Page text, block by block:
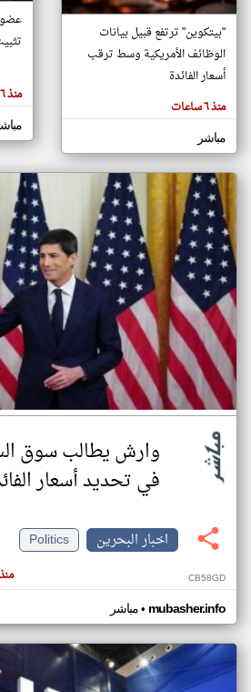
مصادر
اخبار
أهم اخبار
الموجوده
هنا عن
كاتبيها.
"بيتكوين" ترتفع قبيل بيانات
الوظائف الأمريكية وسط ترقب
أسعار الفائدة
منذ ٦ ساعات
مباشر
عضو
منذ ٦ ساعات
وارش يطالب سوق
في تحديد أسعار
اخبار البحرين
Politics
منذ ٧ CB58GD
مباشر• mubasher.info